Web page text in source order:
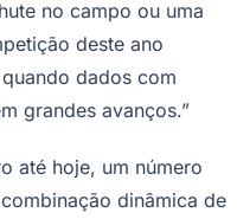
no campo ou uma
deste ano
dados com
grandes avanços.”
até hoje, um número
dinâmica de